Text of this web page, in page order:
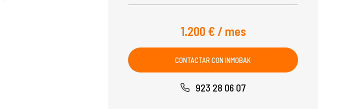
1.200 € / mes
CONTACTAR CON INMOBAK
923 28 06 07